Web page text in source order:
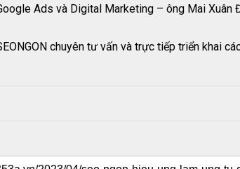
Ads và Digital Marketing – ông Mai Xuân
chuyên tư vấn và trực tiếp triển khai